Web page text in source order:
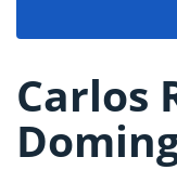
Carlos